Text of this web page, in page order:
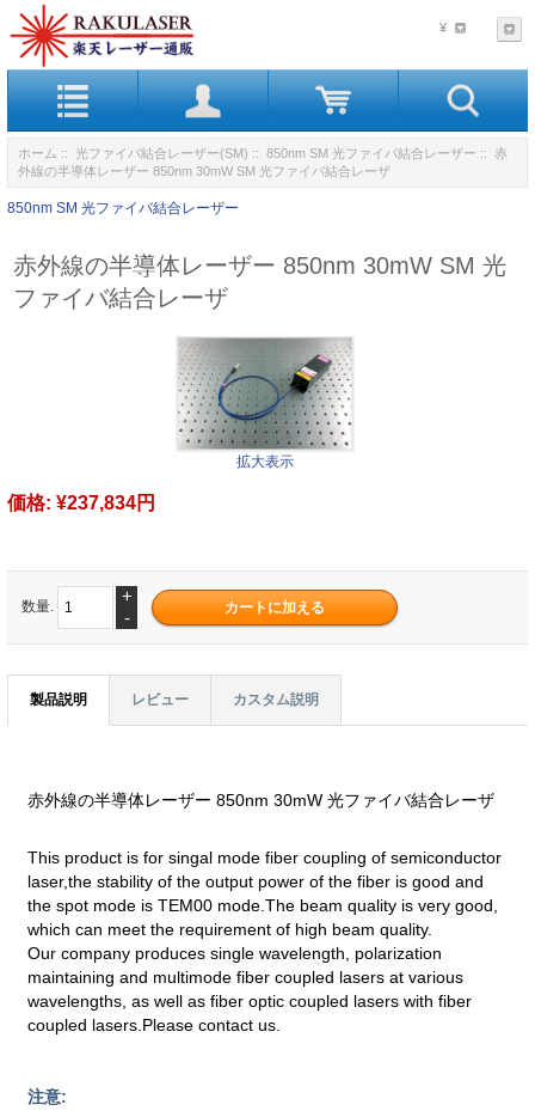
¥
ホーム :: 光ファイバ結合レーザー(SM) :: 850nm SM 光ファイバ結合レーザー :: 赤
外線の半導体レーザー 850nm 30mW SM 光ファイバ結合レーザ
850nm SM 光ファイバ結合レーザー
赤外線の半導体レーザー 850nm 30mW SM 光
ファイバ結合レーザ
拡大表示
価格: ¥237,834円
数量.
+
-
製品説明 レビュー カスタム説明
赤外線の半導体レーザー 850nm 30mW 光ファイバ結合レーザ
This product is for singal mode fiber coupling of semiconductor
laser,the stability of the output power of the fiber is good and
the spot mode is TEM00 mode.The beam quality is very good,
which can meet the requirement of high beam quality.
Our company produces single wavelength, polarization
maintaining and multimode fiber coupled lasers at various
wavelengths, as well as fiber optic coupled lasers with fiber
coupled lasers.Please contact us.
注意: